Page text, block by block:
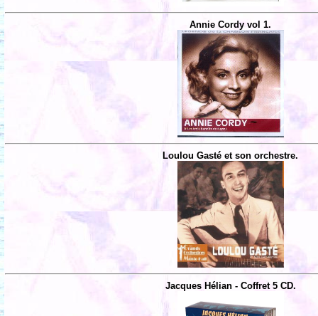
Annie Cordy vol 1.
Loulou Gasté et son orchestre.
Jacques Hélian - Coffret 5 CD.